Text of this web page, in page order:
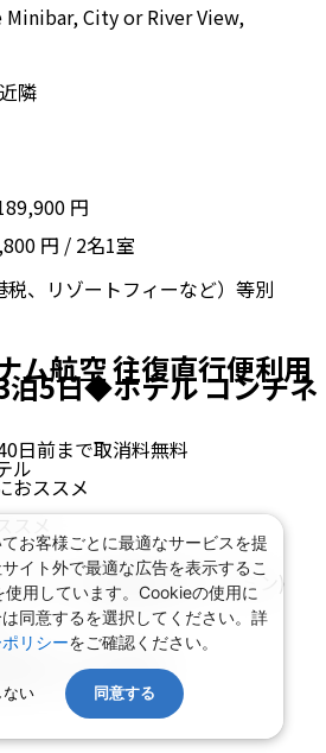
City or River View,
隣
円
円 / 2名1室
、リゾートフィーなど）等別
航空 往復直行便利用
5日◆ホテル コンチネ
日前まで取消料無料
ル
おススメ
メ
ニャット国際空港(ホーチミン)
3日10時間）
お客様ごとに最適なサービスを提
イト外で最適な広告を表示するこ
用しています。Cookieの使用に
同意するを選択してください。詳
リシーをご確認ください。
ない 同意する